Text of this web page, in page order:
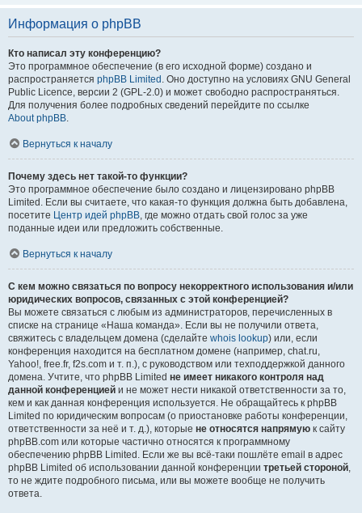
Информация о phpBB
Кто написал эту конференцию?
Это программное обеспечение (в его исходной форме) создано и
распространяется phpBB Limited . Оно доступно на условиях GNU General
Public Licence, версии 2 (GPL-2.0) и может свободно распространяться.
Для получения более подробных сведений перейдите по ссылке
About phpBB.
Вернуться к началу
Почему здесь нет такой-то функции?
Это программное обеспечение было создано и лицензировано phpBB
Limited. Если вы считаете, что какая-то функция должна быть добавлена,
посетите Центр идей phpBB, где можно отдать свой голос за уже
поданные идеи или предложить собственные.
Вернуться к началу
С кем можно связаться по вопросу некорректного использования и/или
юридических вопросов, связанных с этой конференцией?
Вы можете связаться с любым из администраторов, перечисленных в
списке на странице «Наша команда». Если вы не получили ответа,
свяжитесь с владельцем домена (сделайте whois lookup) или, если
конференция находится на бесплатном домене (например, chat.ru,
Yahoo!, free.fr, f2s.com и т. п.), с руководством или техподдержкой данного
домена. Учтите, что phpBB Limited не имеет никакого контроля над
данной конференцией и не может нести никакой ответственности за то,
кем и как данная конференция используется. Не обращайтесь к phpBB
Limited по юридическим вопросам (о приостановке работы конференции,
ответственности за неё и т. д.), которые не относятся напрямую к сайту
phpBB.com или которые частично относятся к программному
обеспечению phpBB Limited. Если же вы всё-таки пошлёте email в адрес
phpBB Limited об использовании данной конференции третьей стороной,
то не ждите подробного письма, или вы можете вообще не получить
ответа.